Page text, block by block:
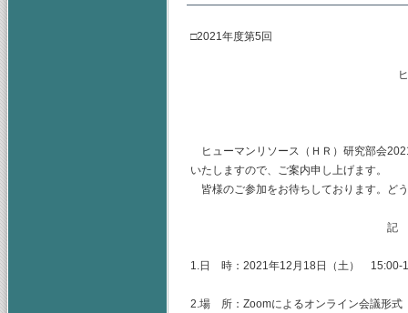
□2021年度第5回
ヒューマンリソース
ヒューマンリソース（ＨＲ）研究部会
いたしますので、ご案内申し上げます。
皆様のご参加をお待ちしております。ど
記
1.日 時：2021年12月18日（土） 15:00-
2.場 所：Zoomによるオンライン会議形式